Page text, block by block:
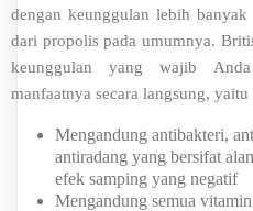
dengan keunggulan lebih
dari propolis pada umumnya.
keunggulan yang wajib
manfaatnya secara langsung, yaitu
Mengandung antibakteri,
antiradang yang bersifat
efek samping yang negatif
Mengandung semua